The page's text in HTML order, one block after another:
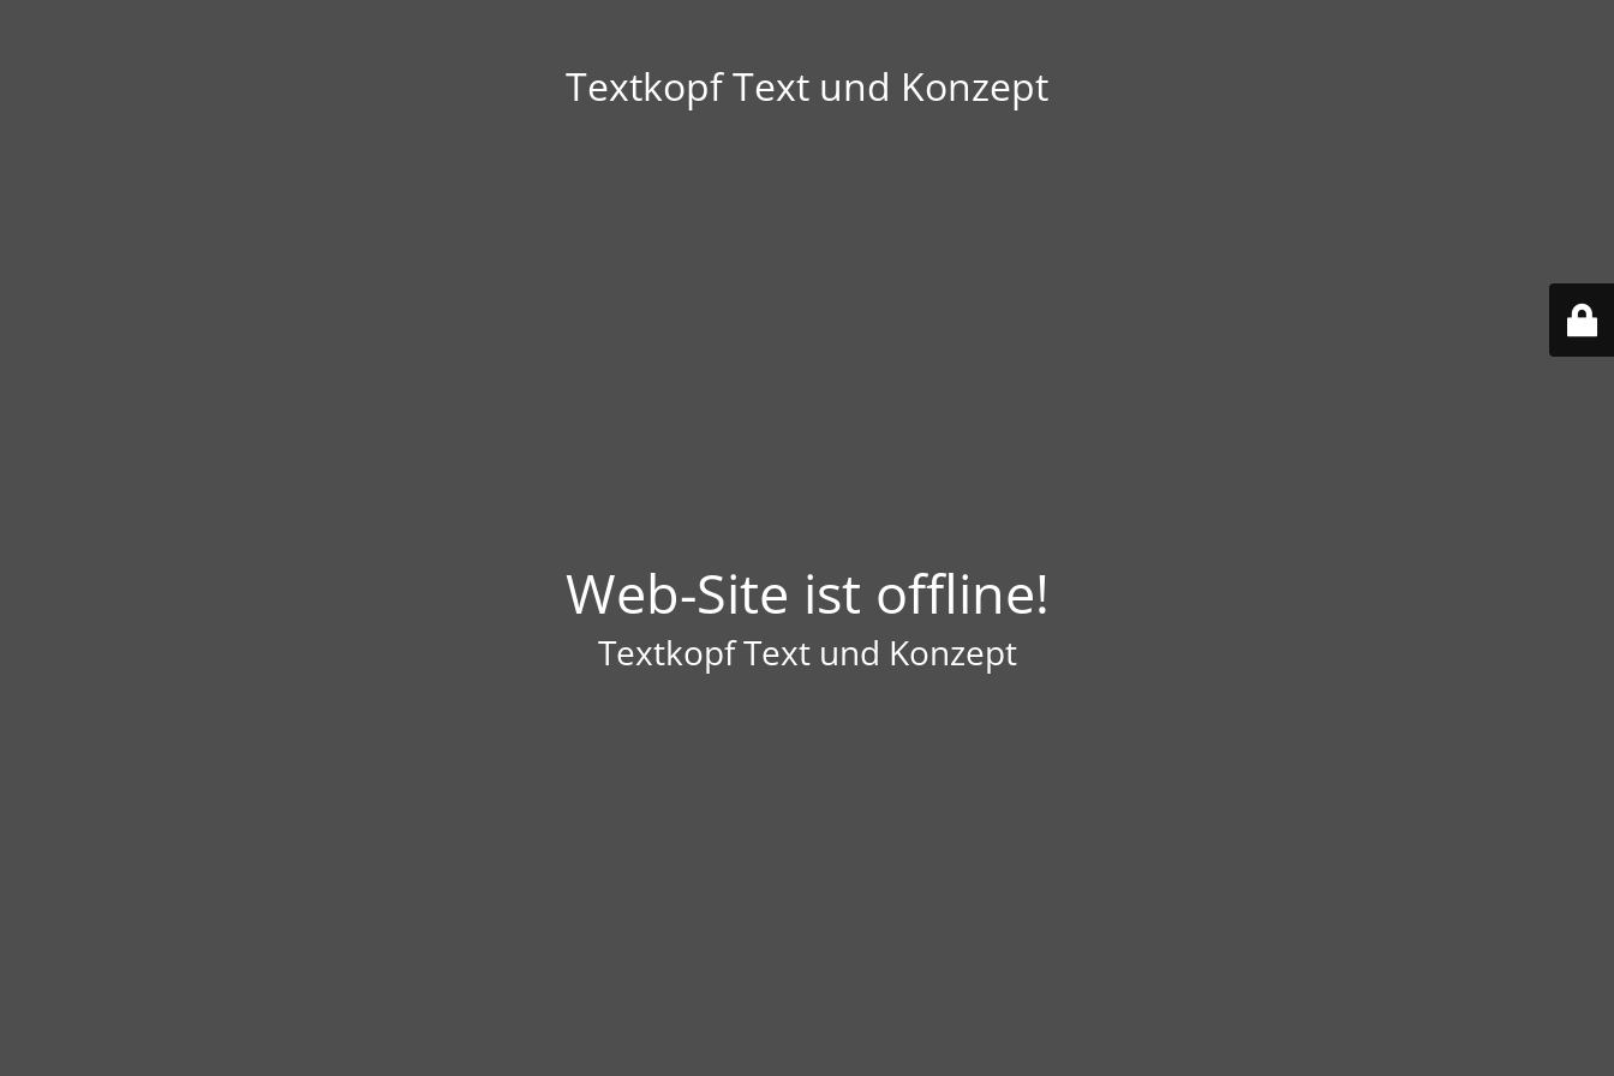
Textkopf Text und Konzept
Web-Site ist offline!
Textkopf Text und Konzept